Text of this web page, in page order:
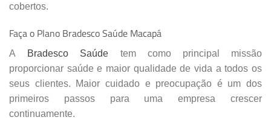
cobertos.
Faça o Plano Bradesco Saúde Macapá
A Bradesco Saúde tem como principal missão
proporcionar saúde e maior qualidade de vida a todos os
seus clientes. Maior cuidado e preocupação é um dos
primeiros passos para uma empresa crescer
continuamente.